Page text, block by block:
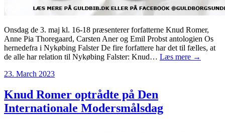
Onsdag de 3. maj kl. 16-18 præsenterer forfatterne Knud Romer,
Anne Pia Thoregaard, Carsten Aner og Emil Probst antologien Os
hernedefra i Nykøbing Falster De fire forfattere har det til fælles, at
de alle har relation til Nykøbing Falster: Knud… Læs mere →
23. March 2023
Knud Romer optrådte på Den
Internationale Modersmålsdag